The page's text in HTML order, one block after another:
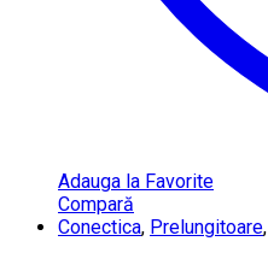
Adauga la Favorite
Compară
Conectica, Prelungitoare,